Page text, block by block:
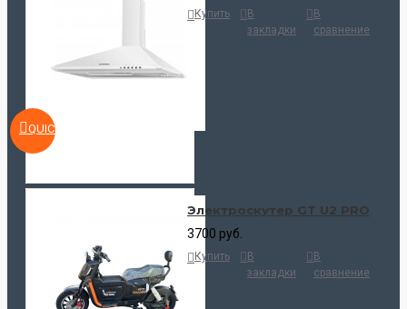
QUICKVIEW
Купить
В
закладки
В
сравнение
Электроскутер GT U2 PRO
3700 руб.
Купить
В
закладки
В
сравнение